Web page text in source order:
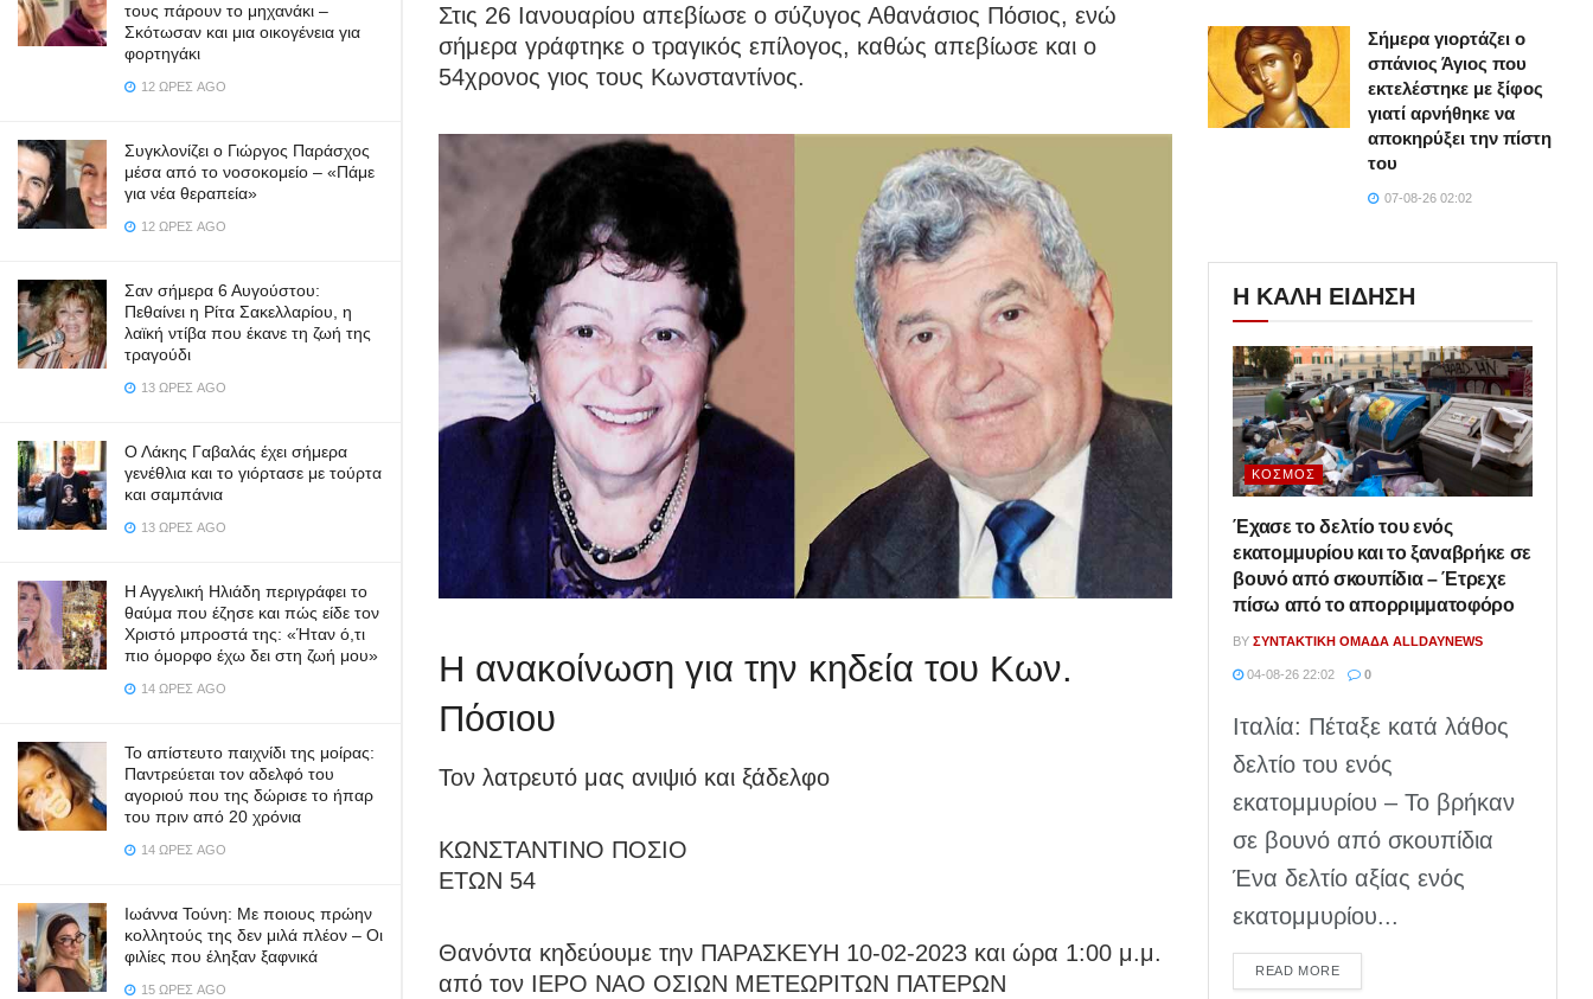
τους πάρουν το μηχανάκι –
Σκότωσαν και μια οικογένεια για
φορτηγάκι
12 ΏΡΕΣ AGO
Συγκλονίζει ο Γιώργος Παράσχος
μέσα από το νοσοκομείο – «Πάμε
για νέα θεραπεία»
12 ΏΡΕΣ AGO
Σαν σήμερα 6 Αυγούστου:
Πεθαίνει η Ρίτα Σακελλαρίου, η
λαϊκή ντίβα που έκανε τη ζωή της
τραγούδι
13 ΏΡΕΣ AGO
Ο Λάκης Γαβαλάς έχει σήμερα
γενέθλια και το γιόρτασε με τούρτα
και σαμπάνια
13 ΏΡΕΣ AGO
Η Αγγελική Ηλιάδη περιγράφει το
θαύμα που έζησε και πώς είδε τον
Χριστό μπροστά της: «Ήταν ό,τι
πιο όμορφο έχω δει στη ζωή μου»
14 ΏΡΕΣ AGO
Το απίστευτο παιχνίδι της μοίρας:
Παντρεύεται τον αδελφό του
αγοριού που της δώρισε το ήπαρ
του πριν από 20 χρόνια
14 ΏΡΕΣ AGO
Ιωάννα Τούνη: Με ποιους πρώην
κολλητούς της δεν μιλά πλέον – Οι
φιλίες που έληξαν ξαφνικά
15 ΏΡΕΣ AGO
Στις 26 Ιανουαρίου απεβίωσε ο σύζυγος Αθανάσιος Πόσιος, ενώ
σήμερα γράφτηκε ο τραγικός επίλογος, καθώς απεβίωσε και ο
54χρονος γιος τους Κωνσταντίνος.
Η ανακοίνωση για την κηδεία του Κων.
Πόσιου
Τον λατρευτό μας ανιψιό και ξάδελφο
ΚΩΝΣΤΑΝΤΙΝΟ ΠΟΣΙΟ
ΕΤΩΝ 54
Θανόντα κηδεύουμε την ΠΑΡΑΣΚΕΥΗ 10-02-2023 και ώρα 1:00 μ.μ.
από τον ΙΕΡΟ ΝΑΟ ΟΣΙΩΝ ΜΕΤΕΩΡΙΤΩΝ ΠΑΤΕΡΩΝ
Σήμερα γιορτάζει ο
σπάνιος Άγιος που
εκτελέστηκε με ξίφος
γιατί αρνήθηκε να
αποκηρύξει την πίστη
του
07-08-26 02:02
Η ΚΑΛΗ ΕΙΔΗΣΗ
ΚΌΣΜΟΣ
Έχασε το δελτίο του ενός
εκατομμυρίου και το ξαναβρήκε σε
βουνό από σκουπίδια – Έτρεχε
πίσω από το απορριμματοφόρο
BY ΣΥΝΤΑΚΤΙΚΉ ΟΜΆΔΑ ALLDAYNEWS
04-08-26 22:02 0
Ιταλία: Πέταξε κατά λάθος
δελτίο του ενός
εκατομμυρίου – Το βρήκαν
σε βουνό από σκουπίδια
Ένα δελτίο αξίας ενός
εκατομμυρίου...
READ MOREDETAILS